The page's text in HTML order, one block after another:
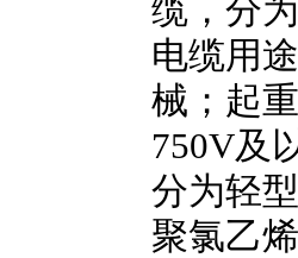
缆，分
电缆用
械；起
750V及
分为轻
聚氯乙